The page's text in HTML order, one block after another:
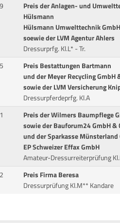
Preis der Anlagen- und
Hülsmann
Hülsmann Umwelttechnik GmbH
soewie der LVM Agentur Ahlers
Dressurprfg. Kl.L* - Tr.
Preis Bestattungen Bartmann
und der Meyer Recycling GmbH
sowie der LVM Versicherung
Dressurpferdeprfg. Kl.A
Preis der Wilmers Baumpflege
sowie der Bauforum24 GmbH &
und der Sparkasse Münsterland
EP Schweizer Effax GmbH
Amateur-Dressurreiterprüfung
Preis Firma Beresa
Dressurprüfung Kl.M** Kandare